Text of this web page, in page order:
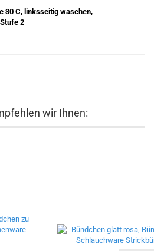
30 C, linksseitig waschen,
2
wir Ihnen: